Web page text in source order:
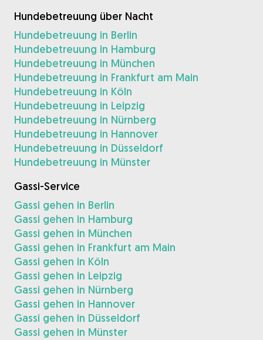
Hundebetreuung über Nacht
Hundebetreuung in Berlin
Hundebetreuung in Hamburg
Hundebetreuung in München
Hundebetreuung in Frankfurt am Main
Hundebetreuung in Köln
Hundebetreuung in Leipzig
Hundebetreuung in Nürnberg
Hundebetreuung in Hannover
Hundebetreuung in Düsseldorf
Hundebetreuung in Münster
Gassi-Service
Gassi gehen in Berlin
Gassi gehen in Hamburg
Gassi gehen in München
Gassi gehen in Frankfurt am Main
Gassi gehen in Köln
Gassi gehen in Leipzig
Gassi gehen in Nürnberg
Gassi gehen in Hannover
Gassi gehen in Düsseldorf
Gassi gehen in Münster